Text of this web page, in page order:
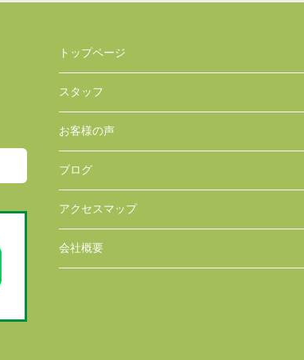
トップページ
スタッフ
お客様の声
ブログ
アクセスマップ
会社概要